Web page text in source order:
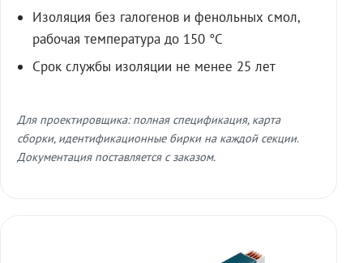
Изоляция без галогенов и фенольных смол,
рабочая температура до 150 °C
Срок службы изоляции не менее 25 лет
Для проектировщика: полная спецификация, карта
сборки, идентификационные бирки на каждой секции.
Документация поставляется с заказом.